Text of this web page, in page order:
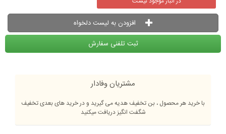
افزودن به لیست دلخواه
ثبت تلفنی سفارش
مشتریان وفادار
با خرید هر محصول ، بن تخفیف هدیه می گیرید و در خرید های بعدی تخفیف
شگفت انگیز دریافت میکنید